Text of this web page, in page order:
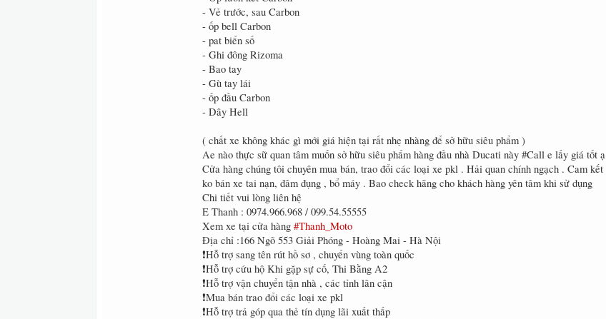
- Vẻ trước, sau Carbon
- ốp bell Carbon
- pat biển số
- Ghi đông Rizoma
- Bao tay
- Gù tay lái
- ốp đầu Carbon
- Dây Hell
( chất xe không khác gì mới giá hiện tại rất nhẹ nhàng để sở hữu siêu phẩm )
Ae nào thực sữ quan tâm muốn sở hữu siêu phẩm hàng đầu nhà Ducati này #Call e lấy giá tốt ạ
Cửa hàng chúng tôi chuyên mua bán, trao đổi các loại xe pkl . Hải quan chính ngạch . Cam kết
ko bán xe tai nạn, đâm đụng , bổ máy . Bao check hãng cho khách hàng yên tâm khi sử dụng
Chi tiết vui lòng liên hệ
E Thanh : 0974.966.968 / 099.54.55555
Xem xe tại cửa hàng #Thanh_Moto
Địa chỉ :166 Ngõ 553 Giải Phóng - Hoàng Mai - Hà Nội
❗Hỗ trợ sang tên rút hồ sơ , chuyển vùng toàn quốc
❗Hỗ trợ cứu hộ Khi gặp sự cố, Thi Bằng A2
❗Hỗ trợ vận chuyển tận nhà , các tỉnh lân cận
❗Mua bán trao đổi các loại xe pkl
❗Hỗ trợ trả góp qua thẻ tín dụng lãi xuất thấp